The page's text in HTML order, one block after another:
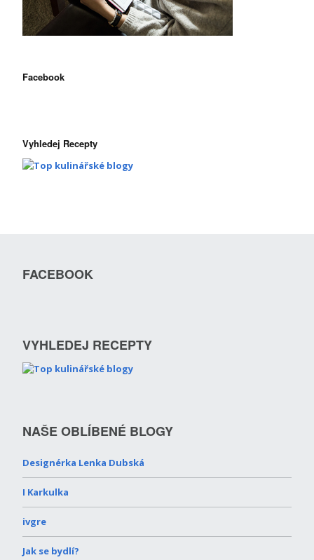
Facebook
Vyhledej Recepty
FACEBOOK
VYHLEDEJ RECEPTY
NAŠE OBLÍBENÉ BLOGY
Designérka Lenka Dubská
I Karkulka
ivgre
Jak se bydlí?